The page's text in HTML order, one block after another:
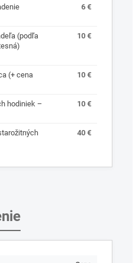
6 €
(podľa
10 €
(+ cena
10 €
hodiniek –
10 €
40 €